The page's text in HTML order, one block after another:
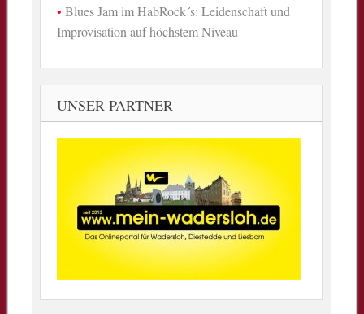
Blues Jam im HabRock´s: Leidenschaft und
Improvisation auf höchstem Niveau
UNSER PARTNER